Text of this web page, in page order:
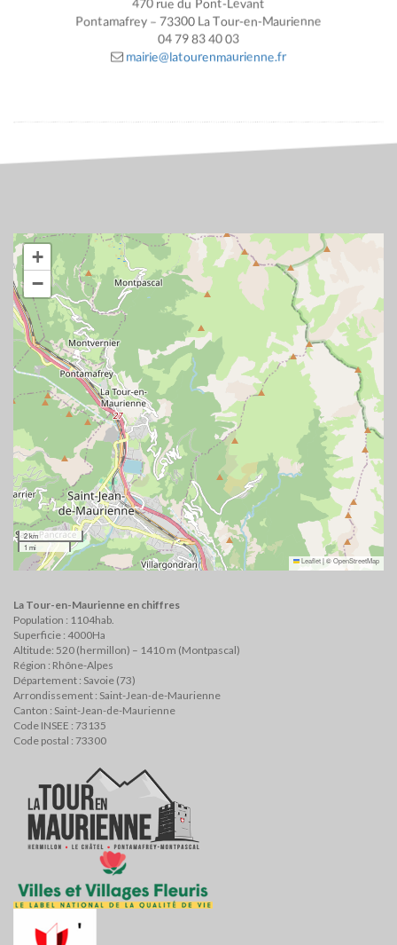
470 rue du Pont-Levant
Pontamafrey – 73300 La Tour-en-Maurienne
04 79 83 40 03
mairie@latourenmaurienne.fr
+
−
2 km
1 mi
Leaflet|©OpenStreetMap
La Tour-en-Maurienne en chiffres
Population : 1104hab.
Superficie : 4000Ha
Altitude: 520 (hermillon) – 1410 m (Montpascal)
Région : Rhône-Alpes
Département : Savoie (73)
Arrondissement : Saint-Jean-de-Maurienne
Canton : Saint-Jean-de-Maurienne
Code INSEE : 73135
Code postal : 73300